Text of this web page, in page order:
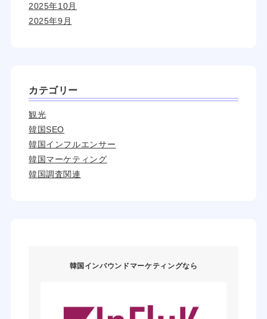
2025年10月
2025年9月
カテゴリー
観光
韓国SEO
韓国インフルエンサー
韓国マーケティング
韓国調査関連
韓国インバウンドマーケティングなら